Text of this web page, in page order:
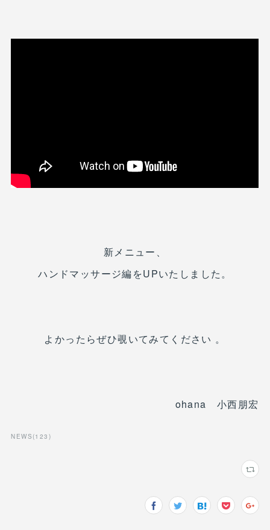
新メニュー、
ハンドマッサージ編をUPいたしました。
よかったらぜひ覗いてみてください 。
ohana 小西朋宏
NEWS (123 )